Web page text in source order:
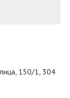
150/1, 304